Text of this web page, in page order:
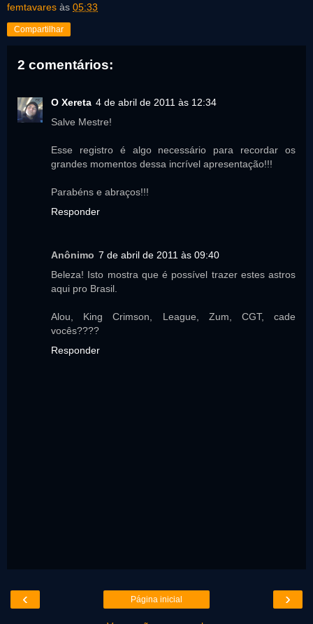
femtavares às 05:33
Compartilhar
2 comentários:
O Xereta 4 de abril de 2011 às 12:34
Salve Mestre!
Esse registro é algo necessário para recordar os
grandes momentos dessa incrível apresentação!!!
Parabéns e abraços!!!
Responder
Anônimo 7 de abril de 2011 às 09:40
Beleza! Isto mostra que é possível trazer estes astros
aqui pro Brasil.
Alou, King Crimson, League, Zum, CGT, cade
vocês????
Responder
‹ ›
Página inicial